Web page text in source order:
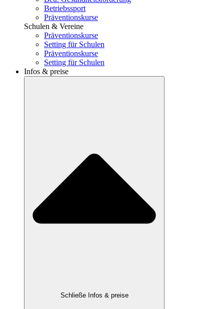
Betriebssport
Präventionskurse
Schulen & Vereine
Präventionskurse
Setting für Schulen
Präventionskurse
Setting für Schulen
Infos & preise
Schließe Infos & preise